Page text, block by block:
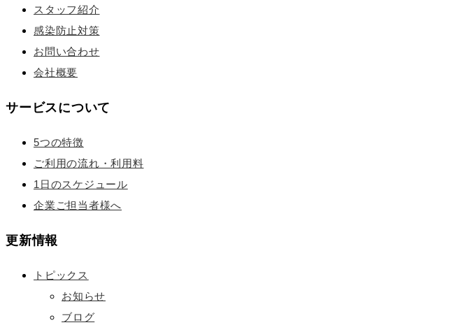
スタッフ紹介
感染防止対策
お問い合わせ
会社概要
サービスについて
5つの特徴
ご利用の流れ・利用料
1日のスケジュール
企業ご担当者様へ
更新情報
トピックス
お知らせ
ブログ